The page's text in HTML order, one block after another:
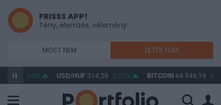
FRISSS APP!
Tény, elemzés, vélemény
MOST NEM LETÖLTÖM
0,05% USD/HUF 314,59 0,12% BITCOIN 64 949,19